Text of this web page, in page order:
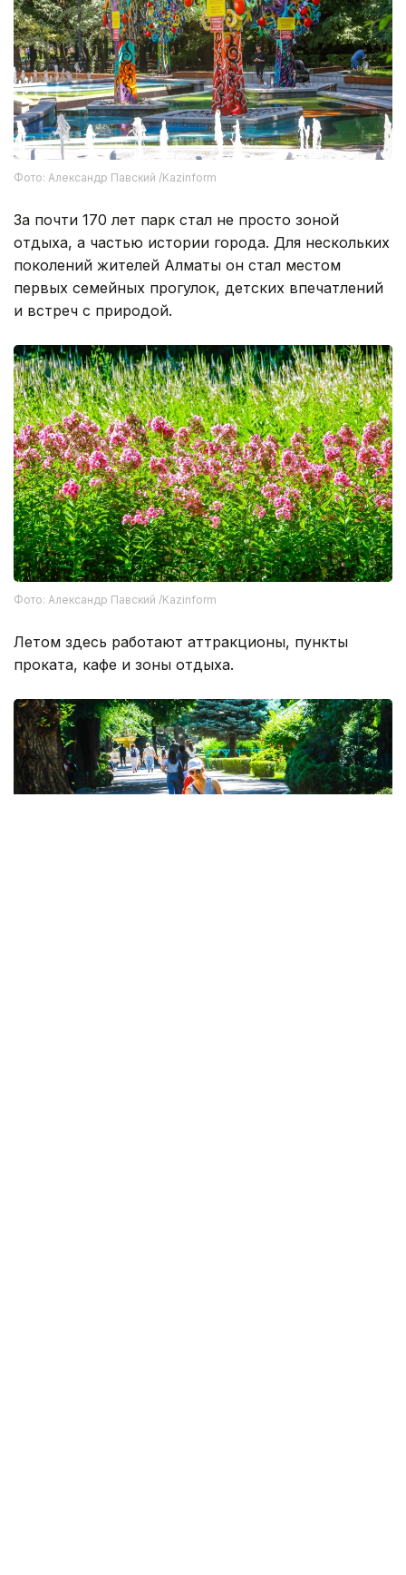
Фото: Александр Павский /Kazinform
За почти 170 лет парк стал не просто зоной
отдыха, а частью истории города. Для нескольких
поколений жителей Алматы он стал местом
первых семейных прогулок, детских впечатлений
и встреч с природой.
Фото: Александр Павский /Kazinform
Летом здесь работают аттракционы, пункты
проката, кафе и зоны отдыха.